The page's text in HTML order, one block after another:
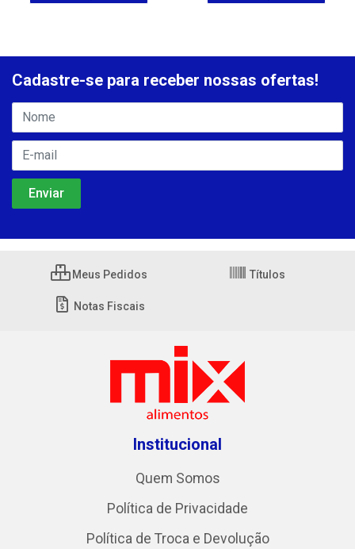
Cadastre-se para receber nossas ofertas!
Meus Pedidos Títulos
Notas Fiscais
Institucional
Quem Somos
Política de Privacidade
Política de Troca e Devolução